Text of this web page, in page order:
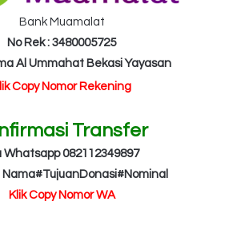
Bank Muamalat
No Rek : 3480005725
Al Ummahat Bekasi Yayasan
Copy Nomor Rekening
Transfer
Whatsapp 082112349897
Nama#TujuanDonasi#Nominal
Klik Copy Nomor WA